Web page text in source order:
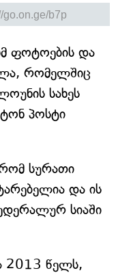
ფოტოების და
რომელშიც
სახეს
პოსტი
სურათი
და ის
სიაში
2013 წელს,